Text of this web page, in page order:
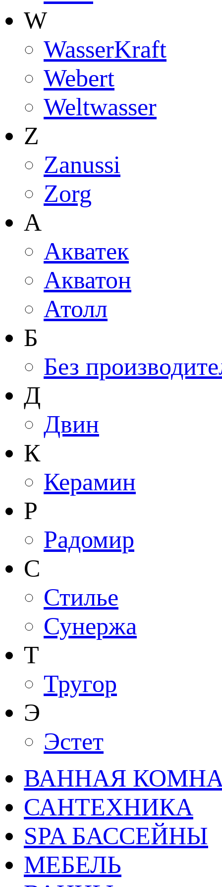
W
WasserKraft
Webert
Weltwasser
Z
Zanussi
Zorg
А
Акватек
Акватон
Атолл
Б
Без
Д
Двин
К
Керамин
Р
Радомир
С
Стилье
Сунержа
Т
Тругор
Э
Эстет
ВАННАЯ
САНТЕХНИКА
SPA БАССЕЙНЫ
МЕБЕЛЬ